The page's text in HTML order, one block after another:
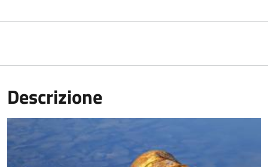
Descrizione